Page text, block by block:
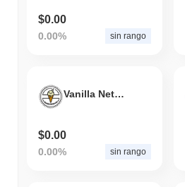
$0.00
0.00% sin rango
Vanilla Network
$0.00
0.00% sin rango